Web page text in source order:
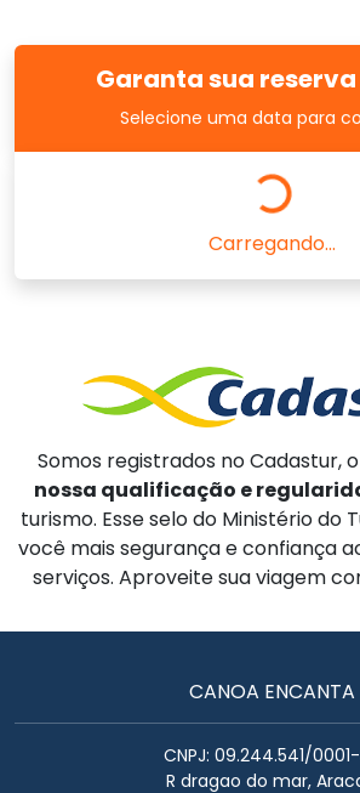
Garanta sua
Selecione uma data para
Carregando...
Somos registrados no Cadastur, o
nossa qualificação e
turismo. Esse selo do Ministério do
você mais segurança e confiança
serviços. Aproveite sua viagem
CANOA ENCANTA
CNPJ: 09.244.541/
R dragao do mar,